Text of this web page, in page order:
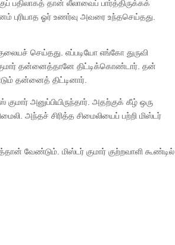
பதிலாகத் தான் லீலாவைப் பார்த்திருக்கக்
புரியாத ஓர் உணர்வு அவரை உந்தசெய்தது.
செய்தது. எப்படியோ எங்கோ துருவி
குமார் தன்னைத்தானே திட்டிக்கொண்டார். தன்
தன்னைத் திட்டினார்.
அனுப்பியிருந்தார். அதற்குக் கீழ் ஒரு
அந்தச் சிரித்த சிமைலியைப் பற்றி மிஸ்டர்
வேண்டும். மிஸ்டர் குமார் குற்றவாளி கூண்டில்